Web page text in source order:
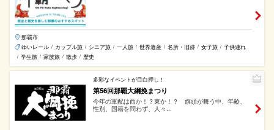
那覇市
ゆいレール / カップル旅 / シニア旅 / 一人旅 / 世界遺産 / 名所・旧跡 / 女子旅 / 子供連れ
/ 学生旅 / 家族旅 / 散歩 / 歴史
多彩なイベントが目白押し！
第56回那覇大綱挽まつり
今年の軍配は西か！？東か！？ 旗頭が舞う中、年齢、
性別、国籍を問わず、人々...